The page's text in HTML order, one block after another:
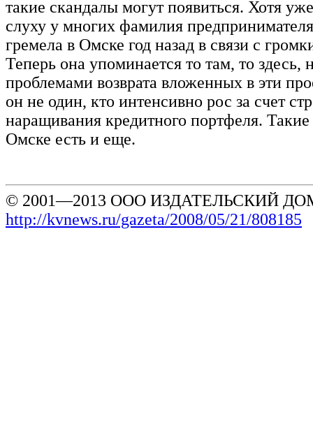
такие скандалы могут появиться. Хотя
слуху у многих фамилия
гремела в Омске год назад в связи с
Теперь она упоминается то там, то здесь,
проблемами возврата вложенных в эти
он не один, кто интенсивно рос за счет
наращивания кредитного портфеля.
Омске есть и еще.
© 2001—2013 ООО ИЗДАТЕЛЬСКИЙ
http://kvnews.ru/gazeta/2008/05/21/808185